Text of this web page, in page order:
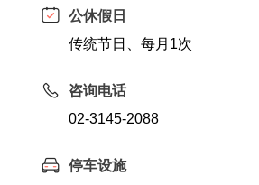
公休假日
传统节日、每月1次
咨询电话
02-3145-2088
停车设施